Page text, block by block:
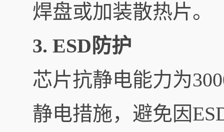
焊盘或加装散热片。
3. ESD防护
芯片抗静电能力为
静电措施，避免因